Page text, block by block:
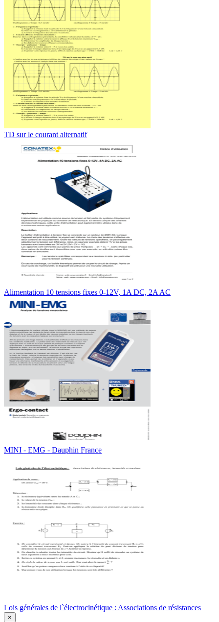
TD sur le courant alternatif
Alimentation 10 tensions fixes 0-12V, 1A DC, 2A AC
MINI - EMG - Dauphin France
Lois générales de l`électrocinétique : Associations de résistances
×